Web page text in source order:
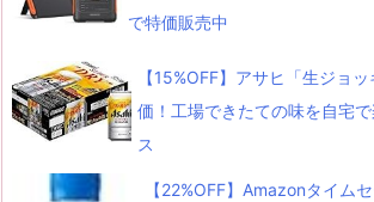
で特価販売中
【15%OFF】アサヒ「生ジョ
価！工場できたての味を自宅
ス
【22%OFF】Amazonタイム